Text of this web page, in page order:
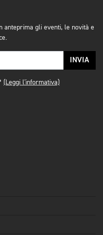
gli eventi, le novità e
INVIA
(Leggi l'informativa)